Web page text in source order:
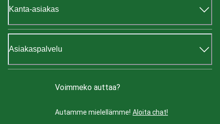
Kanta-asiakas
Asiakaspalvelu
Voimmeko auttaa?
Autamme mielellämme! Aloita chat!